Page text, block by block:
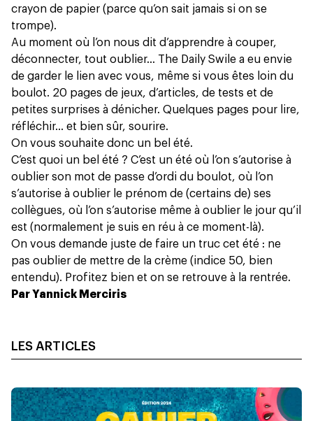
crayon de papier (parce qu’on sait jamais si on se
trompe).
Au moment où l’on nous dit d’apprendre à couper,
déconnecter, tout oublier... The Daily Swile a eu envie
de garder le lien avec vous, même si vous êtes loin du
boulot. 20 pages de jeux, d’articles, de tests et de
petites surprises à dénicher. Quelques pages pour lire,
réfléchir... et bien sûr, sourire.
On vous souhaite donc un bel été.
C’est quoi un bel été ? C’est un été où l’on s’autorise à
oublier son mot de passe d’ordi du boulot, où l’on
s’autorise à oublier le prénom de (certains de) ses
collègues, où l’on s’autorise même à oublier le jour qu’il
est (normalement je suis en réu à ce moment-là).
On vous demande juste de faire un truc cet été : ne
pas oublier de mettre de la crème (indice 50, bien
entendu). Profitez bien et on se retrouve à la rentrée.
Par Yannick Merciris
LES ARTICLES